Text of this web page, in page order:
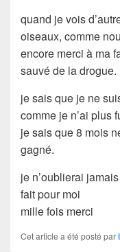
quand je vois
oiseaux, comme
encore merci à ma
sauvé de la drogue.
je sais que je ne
comme je n’ai plus
je sais que 8 mois
gagné.
je n’oublierai
fait pour moi
mille fois merci
Cet article a été posté par